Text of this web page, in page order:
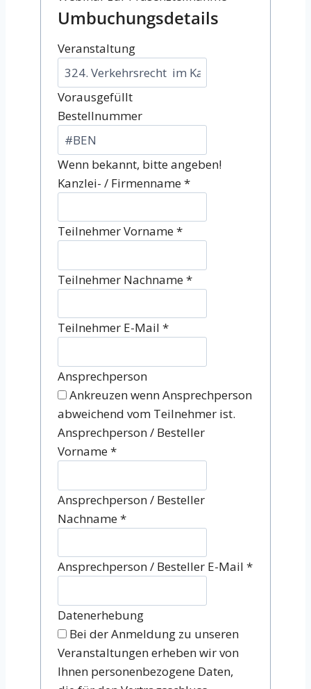
Umbuchungsdetails
Veranstaltung
Vorausgefüllt
Bestellnummer
Wenn bekannt, bitte angeben!
Kanzlei- / Firmenname*
Teilnehmer Vorname*
Teilnehmer Nachname*
Teilnehmer E-Mail*
Ansprechperson
Ankreuzen wenn Ansprechperson
abweichend vom Teilnehmer ist.
Ansprechperson / Besteller
Vorname*
Ansprechperson / Besteller
Nachname*
Ansprechperson / Besteller E-Mail*
Datenerhebung
Bei der Anmeldung zu unseren
Veranstaltungen erheben wir von
Ihnen personenbezogene Daten,